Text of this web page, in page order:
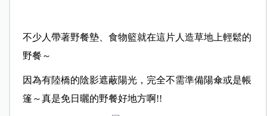
不少人帶著野餐墊、食物籃就在這片人造草地上輕鬆的
野餐～
因為有陸橋的陰影遮蔽陽光，完全不需準備陽傘或是帳
篷～真是免日曬的野餐好地方啊!!